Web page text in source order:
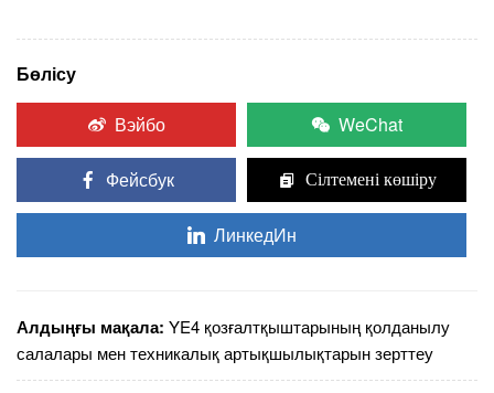
Бөлісу
Вэйбо
WeChat
Фейсбук Сілтемені көшіру
ЛинкедИн
Алдыңғы мақала: YE4 қозғалтқыштарының қолданылу
салалары мен техникалық артықшылықтарын зерттеу